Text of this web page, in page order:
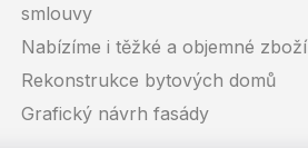
smlouvy
Nabízíme i těžké a objemné zboží
Rekonstrukce bytových domů
Grafický návrh fasády